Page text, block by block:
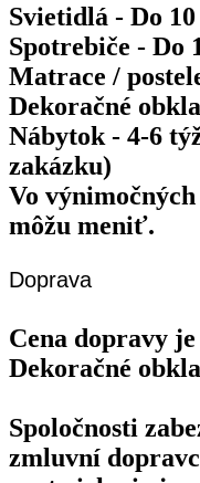
Svietidlá - Do
Spotrebiče - Do
Matrace /
Dekoračné
Nábytok - 4-6
zakázku)
Vo
môžu meniť.
Doprava
Cena dopravy
Dekoračné
Spoločnosti
zmluvní